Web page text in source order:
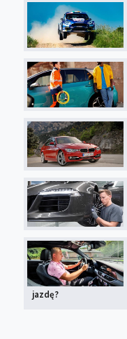
jazdę?